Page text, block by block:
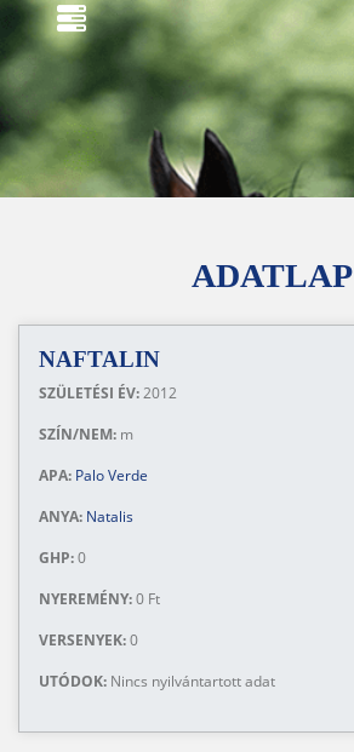
ADATLAP
NAFTALIN
SZÜLETÉSI ÉV:2012
SZÍN/NEM: m
APA: Palo Verde
ANYA: Natalis
GHP:0
NYEREMÉNY:0 Ft
VERSENYEK:0
UTÓDOK: Nincs nyilvántartott adat